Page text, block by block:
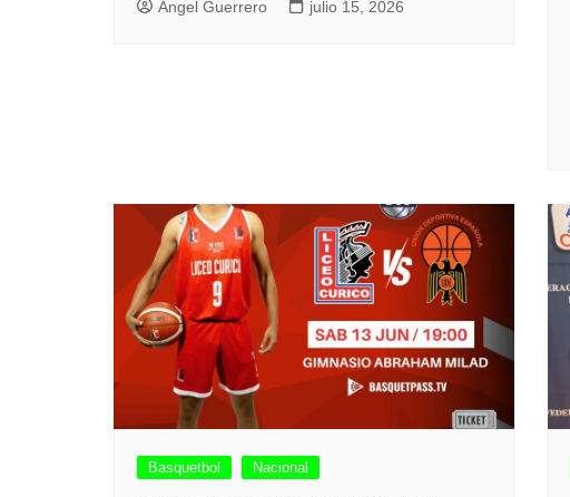
Angel Guerrero julio 15, 2026
Basquetbol Nacional